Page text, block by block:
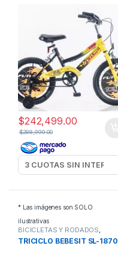
$242,499.00
$288,999.00
* Las imágenes son SOLO
ilustrativas
BICICLETAS Y RODADOS,
TRICICLOS
TRICICLO BEBESIT SL-1870